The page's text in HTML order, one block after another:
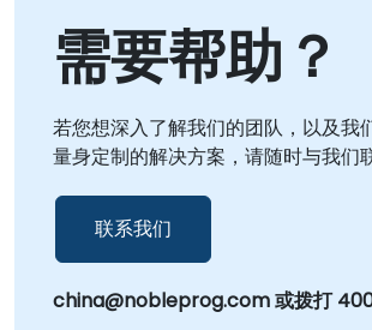
需要帮助？
若您想深入了解我们的团队，以及我
量身定制的解决方案，请随时与我们
联系我们
china@nobleprog.com 或拨打